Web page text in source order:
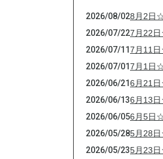
2026/08/028月2日
2026/07/227月22
2026/07/117月11
2026/07/017月1日
2026/06/216月21
2026/06/136月13
2026/06/056月5日
2026/05/285月28
2026/05/235月23